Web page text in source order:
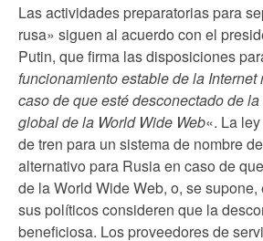
Las actividades preparatorias para
rusa» siguen al acuerdo con el
Putin, que firma las disposiciones
funcionamiento estable de la Internet
caso de que esté desconectado de
global de la World Wide Web«. La
de tren para un sistema de nombre
alternativo para Rusia en caso de
de la World Wide Web, o, se
sus políticos consideren que la
beneficiosa. Los proveedores de